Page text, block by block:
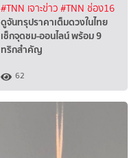
#TNN เจาะข่าว#TNN ช่อง16
ดูจันทรุปราคาเต็มดวงในไทย
เช็กจุดชม-ออนไลน์ พร้อม 9
ทริกสำคัญ
62